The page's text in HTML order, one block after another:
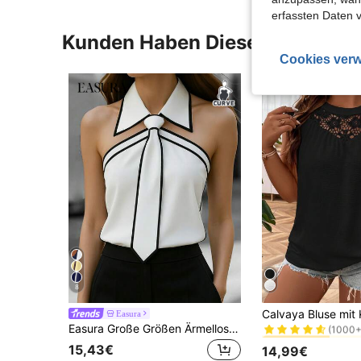
Kunden Haben Diese Artikel
8
Easura
Easura Große Größen Ärmellose Bluse in Schwarz & Weiß Kontrast mit Krawattenausschnitt, elegantes Pendlerhemd für Damen, Frühling/Sommer
15,43€
#2 Bestseller
#2 Bestseller
#2 Bestseller
#2 Bestseller
14,99€
erfassten Daten
Cookies